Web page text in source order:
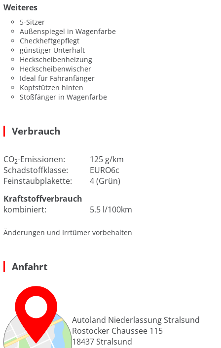
Weiteres
5-Sitzer
Außenspiegel in Wagenfarbe
Checkheftgepflegt
günstiger Unterhalt
Heckscheibenheizung
Heckscheibenwischer
Ideal für Fahranfänger
Kopfstützen hinten
Stoßfänger in Wagenfarbe
Verbrauch
CO2-Emissionen:
125 g/km
Schadstoffklasse:
EURO6c
Feinstaubplakette:
4 (Grün)
Kraftstoffverbrauch
kombiniert:
5.5 l/100km
Änderungen und Irrtümer vorbehalten
Anfahrt
Autoland Niederlassung Stralsund
Rostocker Chaussee 115
18437Stralsund